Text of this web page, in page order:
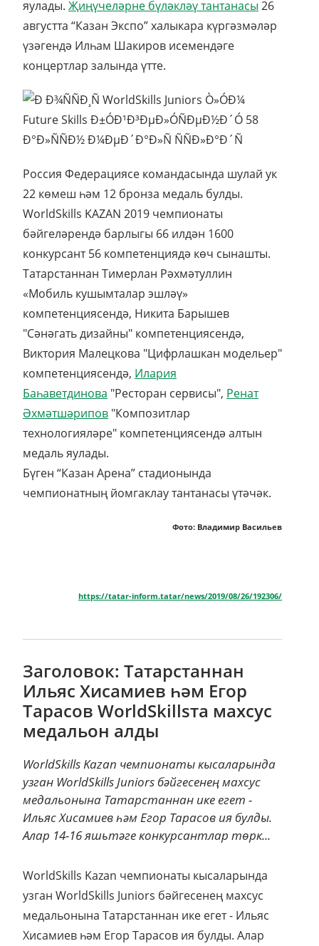
яулады. Җиңүчеләрне бүләкләү тантанасы 26
августта “Казан Экспо” халыкара күргәзмәләр
үзәгендә Илһам Шакиров исемендәге
концертлар залында үтте.
Россия Федерациясе командасында шулай ук
22 көмеш һәм 12 бронза медаль булды.
WorldSkills KAZAN 2019 чемпионаты
бәйгеләрендә барлыгы 66 илдән 1600
конкурсант 56 компетенциядә көч сынашты.
Татарстаннан Тимерлан Рәхмәтуллин
«Мобиль кушымталар эшләү»
компетенциясендә, Никита Барышев
"Сәнәгать дизайны" компетенциясендә,
Виктория Малецкова "Цифрлашкан модельер"
компетенциясендә, Илария
Баһаветдинова "Ресторан сервисы", Ренат
Әхмәтшәрипов "Композитлар
технологияләре" компетенциясендә алтын
медаль яулады.
Бүген “Казан Арена” стадионында
чемпионатның йомгаклау тантанасы үтәчәк.
Фото: Владимир Васильев
https://tatar-inform.tatar/news/2019/08/26/192306/
Заголовок: Татарстаннан
Ильяс Хисамиев һәм Егор
Тарасов WorldSkillsта махсус
медальон алды
WorldSkills Kazan чемпионаты кысаларында
узган WorldSkills Juniors бәйгесенең махсус
медальонына Татарстаннан ике егет -
Ильяс Хисамиев һәм Егор Тарасов ия булды.
Алар 14-16 яшьтәге конкурсантлар төрк...
WorldSkills Kazan чемпионаты кысаларында
узган WorldSkills Juniors бәйгесенең махсус
медальонына Татарстаннан ике егет - Ильяс
Хисамиев һәм Егор Тарасов ия булды. Алар